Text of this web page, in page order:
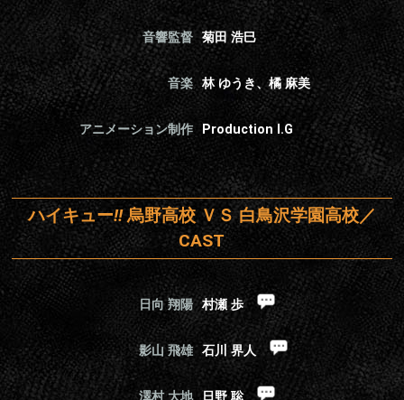
音響監督 菊田 浩巳
音楽 林 ゆうき、橘 麻美
アニメーション制作 Production I.G
ハイキュー!!烏野高校 ＶＳ 白鳥沢学園高校／
CAST
日向 翔陽 村瀬 歩
影山 飛雄 石川 界人
澤村 大地 日野 聡